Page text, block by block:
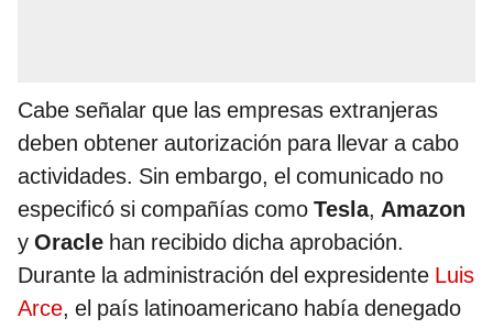
Cabe señalar que las empresas extranjeras
deben obtener autorización para llevar a cabo
actividades. Sin embargo, el comunicado no
especificó si compañías como Tesla, Amazon
y Oracle han recibido dicha aprobación.
Durante la administración del expresidente Luis
Arce, el país latinoamericano había denegado